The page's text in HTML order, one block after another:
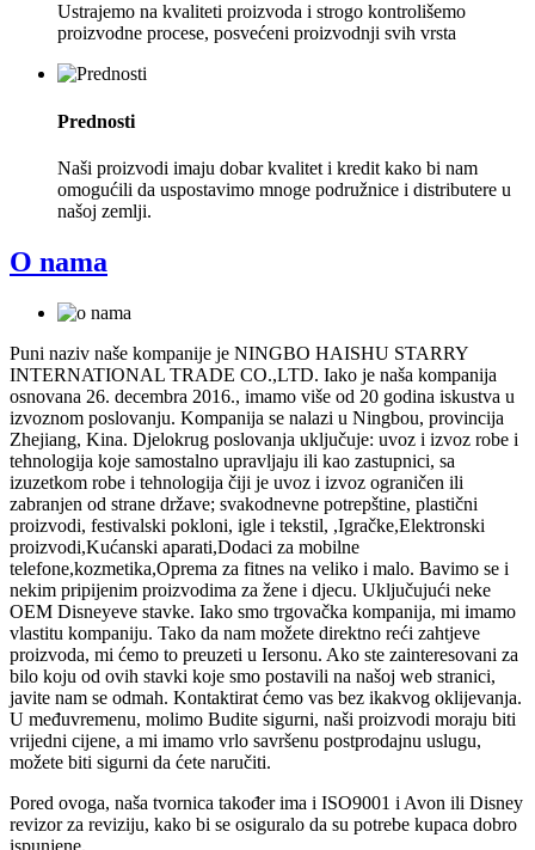
Ustrajemo na kvaliteti proizvoda i strogo kontrolišemo
proizvodne procese, posvećeni proizvodnji svih vrsta
Prednosti
Naši proizvodi imaju dobar kvalitet i kredit kako bi nam
omogućili da uspostavimo mnoge podružnice i distributere u
našoj zemlji.
O nama
Puni naziv naše kompanije je NINGBO HAISHU STARRY
INTERNATIONAL TRADE CO.,LTD. Iako je naša kompanija
osnovana 26. decembra 2016., imamo više od 20 godina iskustva u
izvoznom poslovanju. Kompanija se nalazi u Ningbou, provincija
Zhejiang, Kina. Djelokrug poslovanja uključuje: uvoz i izvoz robe i
tehnologija koje samostalno upravljaju ili kao zastupnici, sa
izuzetkom robe i tehnologija čiji je uvoz i izvoz ograničen ili
zabranjen od strane države; svakodnevne potrepštine, plastični
proizvodi, festivalski pokloni, igle i tekstil, ,Igračke,Elektronski
proizvodi,Kućanski aparati,Dodaci za mobilne
telefone,kozmetika,Oprema za fitnes na veliko i malo. Bavimo se i
nekim pripijenim proizvodima za žene i djecu. Uključujući neke
OEM Disneyeve stavke. Iako smo trgovačka kompanija, mi imamo
vlastitu kompaniju. Tako da nam možete direktno reći zahtjeve
proizvoda, mi ćemo to preuzeti u Iersonu. Ako ste zainteresovani za
bilo koju od ovih stavki koje smo postavili na našoj web stranici,
javite nam se odmah. Kontaktirat ćemo vas bez ikakvog oklijevanja.
U međuvremenu, molimo Budite sigurni, naši proizvodi moraju biti
vrijedni cijene, a mi imamo vrlo savršenu postprodajnu uslugu,
možete biti sigurni da ćete naručiti.
Pored ovoga, naša tvornica također ima i ISO9001 i Avon ili Disney
revizor za reviziju, kako bi se osiguralo da su potrebe kupaca dobro
ispunjene.